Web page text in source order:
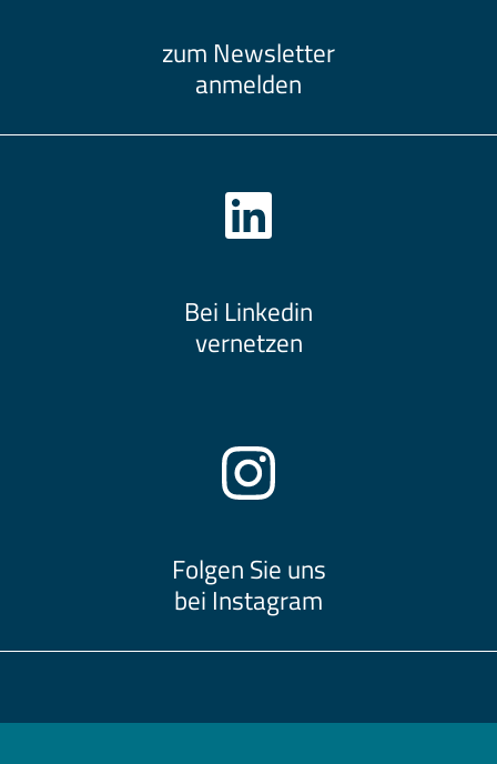
zum Newsletter
anmelden
Bei Linkedin
vernetzen
Folgen Sie uns
bei Instagram